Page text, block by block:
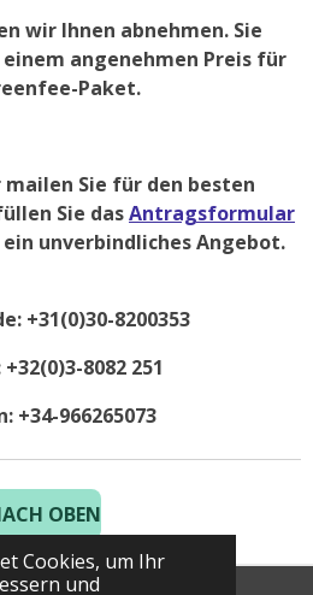
Cookies, um Ihr
und
wir Ihnen abnehmen. Sie
angenehmen Preis für
Paket.
mailen Sie für den besten
Sie dasAntragsformular
unverbindliches Angebot.
+31(0)30-8200353
8082 251
+34-966265073
OBEN